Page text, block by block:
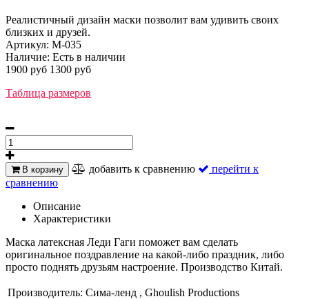
Реалистичный дизайн маски позволит вам удивить своих
близких и друзей.
Артикул: М-035
Наличие: Есть в наличии
1900 руб 1300 руб
Таблица размеров
В корзину добавить к сравнению
перейти к
сравнению
Описание
Характеристики
Маска латексная Леди Гаги поможет вам сделать
оригинальное поздравление на какой-либо праздник, либо
просто поднять друзьям настроение. Производство Китай.
Производитель: Сима-ленд , Ghoulish Productions